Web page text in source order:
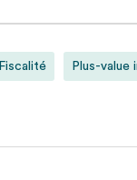
Fiscalité Plus-value